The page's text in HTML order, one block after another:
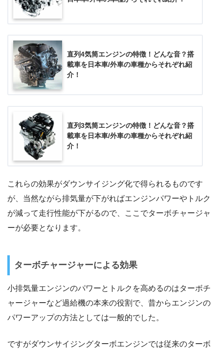
直列4気筒エンジンの特徴！どんな音？搭
載車を日本車/外車の車種からそれぞれ紹
介！
直列3気筒エンジンの特徴！どんな音？搭
載車を日本車/外車の車種からそれぞれ紹
介！
これらの効果がダウンサイジング化で得られるものです
が、当然ながら排気量が下がればエンジンパワーやトルク
が減って走行性能が下がるので、ここでターボチャージャ
ーが必要となります。
ターボチャージャーによる効果
小排気量エンジンのパワーとトルクを高めるのはターボチ
ャージャーなど過給機の本来の役割で、昔からエンジンの
パワーアップの方法としては一般的でした。
ですがダウンサイジングターボエンジンでは従来のターボ